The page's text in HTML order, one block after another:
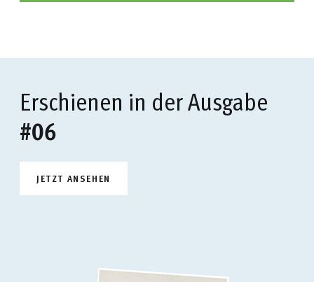
Erschienen in der Ausgabe
#06
JETZT ANSEHEN